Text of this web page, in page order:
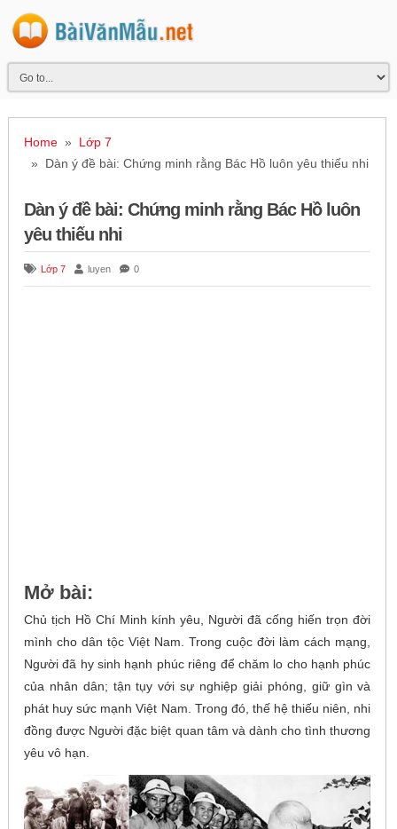
Home» Lớp 7
» Dàn ý đề bài: Chứng minh rằng Bác Hồ luôn yêu thiếu nhi
Dàn ý đề bài: Chứng minh rằng Bác Hồ luôn
yêu thiếu nhi
Lớp 7 luyen 0
Mở bài:
Chủ tịch Hồ Chí Minh kính yêu, Người đã cống hiến trọn đời
mình cho dân tộc Việt Nam. Trong cuộc đời làm cách mạng,
Người đã hy sinh hạnh phúc riêng để chăm lo cho hạnh phúc
của nhân dân; tận tụy với sự nghiệp giải phóng, giữ gìn và
phát huy sức mạnh Việt Nam. Trong đó, thế hệ thiếu niên, nhi
đồng được Người đặc biệt quan tâm và dành cho tình thương
yêu vô hạn.